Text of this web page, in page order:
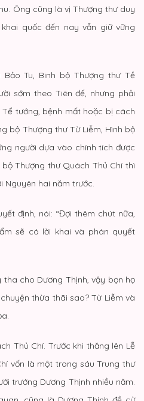
Ông cũng là vị Thượng thư duy
quốc đến nay vẫn giữ vững
Tu, Binh bộ Thượng thư Tề
sớm theo Tiên đế, nhưng phải
tướng, bệnh mất hoặc bị cách
bộ Thượng thư Từ Liễm, Hình bộ
người dựa vào chính tích được
Thượng thư Quách Thủ Chí thì
Nguyên hai năm trước.
định, nói: “Đợi thêm chút nữa,
sẽ có lời khai và phán quyết
cho Dương Thịnh, vậy bọn họ
thừa thãi sao? Từ Liễm và
Thủ Chí. Trước khi thăng lên Lễ
vốn là một trong sáu Trung thư
trướng Dương Thịnh nhiều năm.